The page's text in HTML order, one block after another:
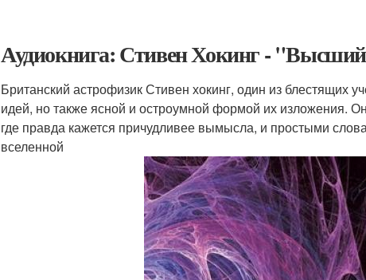
Аудиокнига: Стивен Хокинг -
Британский астрофизик Стивен хокинг, один из блестящих
идей, но также ясной и остроумной формой их изложения.
где правда кажется причудливее вымысла, и простыми
вселенной